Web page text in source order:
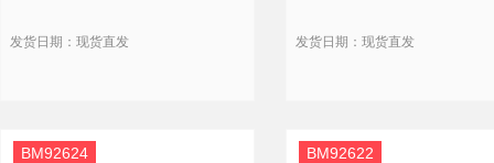
发货日期：现货直发 发货日期：现货直发
BM92624 BM92622